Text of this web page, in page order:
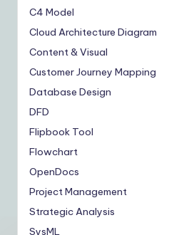
C4 Model
Cloud Architecture Diagram
Content & Visual
Customer Journey Mapping
Database Design
DFD
Flipbook Tool
Flowchart
OpenDocs
Project Management
Strategic Analysis
SysML